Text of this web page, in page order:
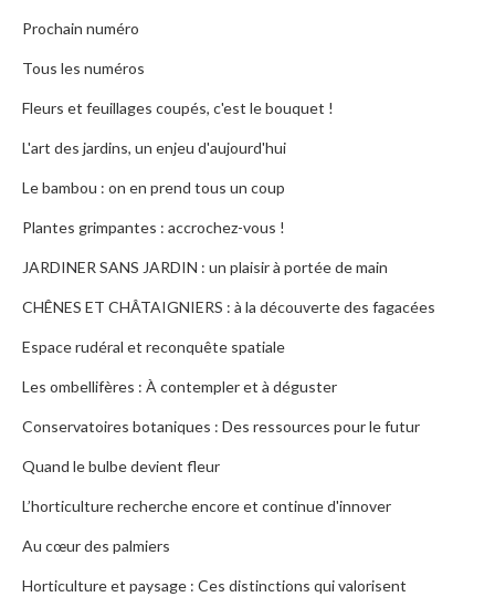
Prochain numéro
Tous les numéros
Fleurs et feuillages coupés, c'est le bouquet !
L'art des jardins, un enjeu d'aujourd'hui
Le bambou : on en prend tous un coup
Plantes grimpantes : accrochez-vous !
JARDINER SANS JARDIN : un plaisir à portée de main
CHÊNES ET CHÂTAIGNIERS : à la découverte des fagacées
Espace rudéral et reconquête spatiale
Les ombellifères : À contempler et à déguster
Conservatoires botaniques : Des ressources pour le futur
Quand le bulbe devient fleur
L’horticulture recherche encore et continue d'innover
Au cœur des palmiers
Horticulture et paysage : Ces distinctions qui valorisent